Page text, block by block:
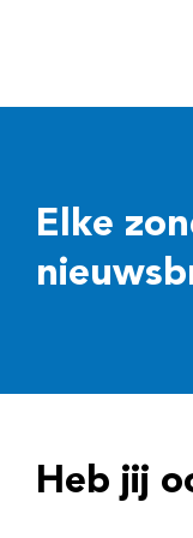
Elke
Heb jij